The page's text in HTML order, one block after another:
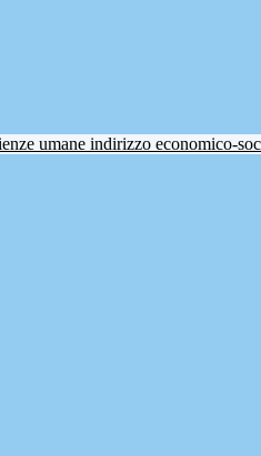
umane indirizzo economico-